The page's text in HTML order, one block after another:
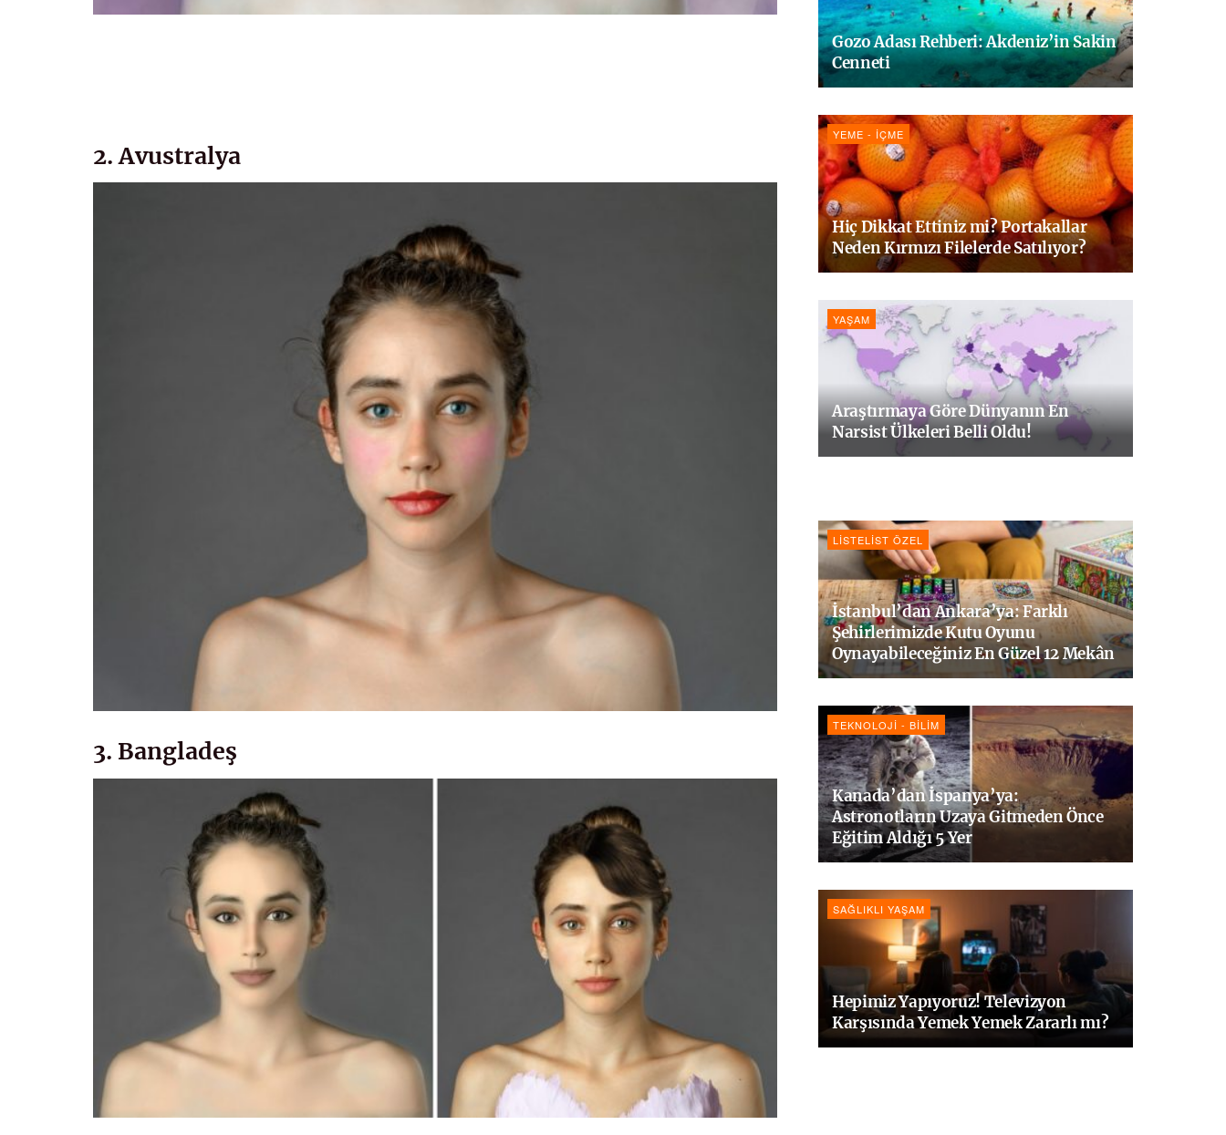
2. Avustralya
3. Bangladeş
Gozo Adası Rehberi: Akdeniz’in Sakin
Cenneti
YEME - İÇME
Hiç Dikkat Ettiniz mi? Portakallar
Neden Kırmızı Filelerde Satılıyor?
YAŞAM
Araştırmaya Göre Dünyanın En
Narsist Ülkeleri Belli Oldu!
LISTELIST ÖZEL
İstanbul’dan Ankara’ya: Farklı
Şehirlerimizde Kutu Oyunu
Oynayabileceğiniz En Güzel 12 Mekân
TEKNOLOJI - BILIM
Kanada’dan İspanya’ya:
Astronotların Uzaya Gitmeden Önce
Eğitim Aldığı 5 Yer
SAĞLIKLI YAŞAM
Hepimiz Yapıyoruz! Televizyon
Karşısında Yemek Yemek Zararlı mı?